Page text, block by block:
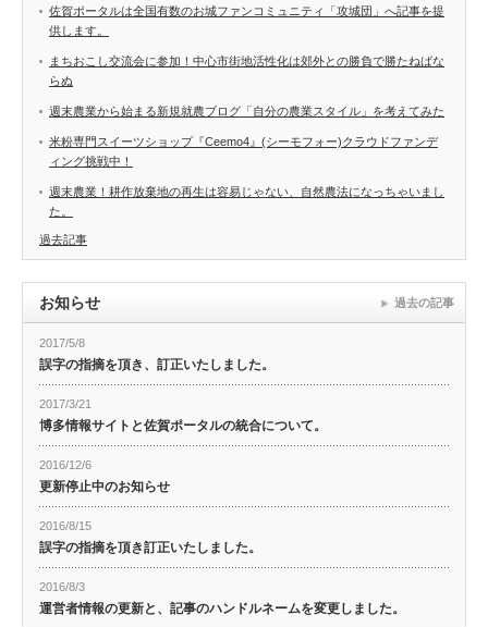
佐賀ポータルは全国有数のお城ファンコミュニティ「攻城団」へ記事を提
供します。
まちおこし交流会に参加！中心市街地活性化は郊外との勝負で勝たねばな
らぬ
週末農業から始まる新規就農ブログ「自分の農業スタイル」を考えてみた
米粉専門スイーツショップ『Ceemo4』(シーモフォー)クラウドファンデ
ィング挑戦中！
週末農業！耕作放棄地の再生は容易じゃない、自然農法になっちゃいまし
た。
過去記事
お知らせ
2017/5/8
誤字の指摘を頂き、訂正いたしました。
2017/3/21
博多情報サイトと佐賀ポータルの統合について。
2016/12/6
更新停止中のお知らせ
2016/8/15
誤字の指摘を頂き訂正いたしました。
2016/8/3
運営者情報の更新と、記事のハンドルネームを変更しました。
過去の記事